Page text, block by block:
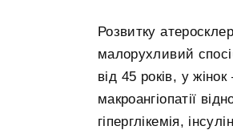
Розвитку
малорухливий
від 45 років, у
макроангіопатії
гіперглікемія,